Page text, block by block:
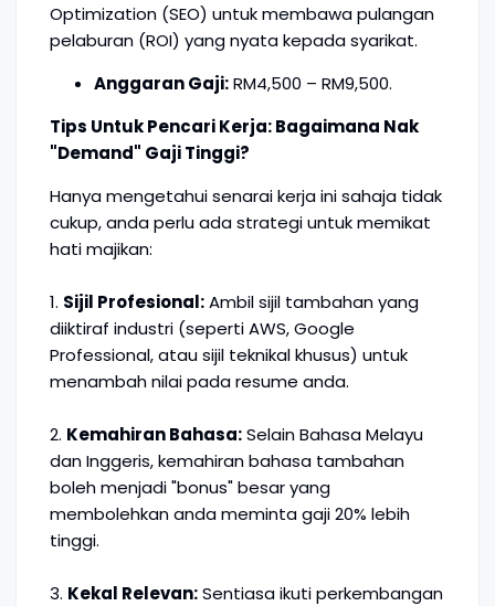
Optimization (SEO) untuk membawa pulangan
pelaburan (ROI) yang nyata kepada syarikat.
Anggaran Gaji:RM4,500 – RM9,500.
Tips Untuk Pencari Kerja: Bagaimana Nak
"Demand" Gaji Tinggi?
Hanya mengetahui senarai kerja ini sahaja tidak
cukup, anda perlu ada strategi untuk memikat
hati majikan:
1. Sijil Profesional:Ambil sijil tambahan yang
diiktiraf industri (seperti AWS, Google
Professional, atau sijil teknikal khusus) untuk
menambah nilai pada resume anda.
2. Kemahiran Bahasa:Selain Bahasa Melayu
dan Inggeris, kemahiran bahasa tambahan
boleh menjadi "bonus" besar yang
membolehkan anda meminta gaji 20% lebih
tinggi.
3. Kekal Relevan:Sentiasa ikuti perkembangan